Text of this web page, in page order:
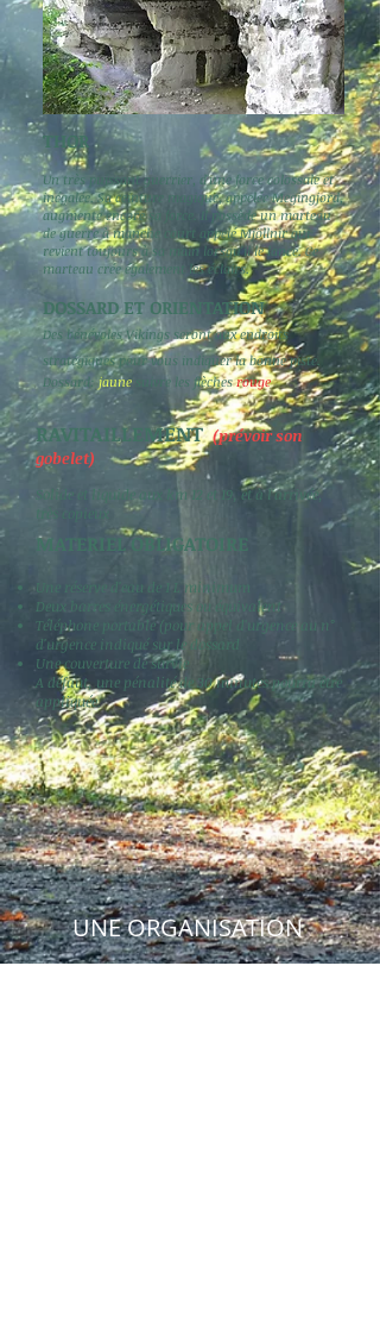
THOR
Un très puissant guerrier, d'une force colossale et
inégalée. Sa ceinture magique, appelée Megingjord,
augmente encore sa force. Il possède un marteau
de guerre à manche court appelé Mjöllnir qui
revient toujours à sa main lorsqu'il le lance. Ce
marteau crée également les éclairs.
DOSSARD ET ORIENTATION
Des bénévoles Vikings seront aux endroits
stratégiques pour vous indiquer la bonne piste.
Dossard: jaune suivre les flèchesrouge
RAVITAILLEMENT(prévoir son
gobelet)
Solide et liquide aux km 12 et 19, et à l'arrivée,
MATERIEL OBLIGATOIRE
Une réserve d'eau de 1 L minimum
Deux barres énergétiques ou équivalent
Téléphone portable (pour appel d'urgence au n°
d'urgence indiqué sur le dossard
Une couverture de survie
A défaut, une pénalité de 30 minutes pourra être
appliquée.
UNE ORGANISATION